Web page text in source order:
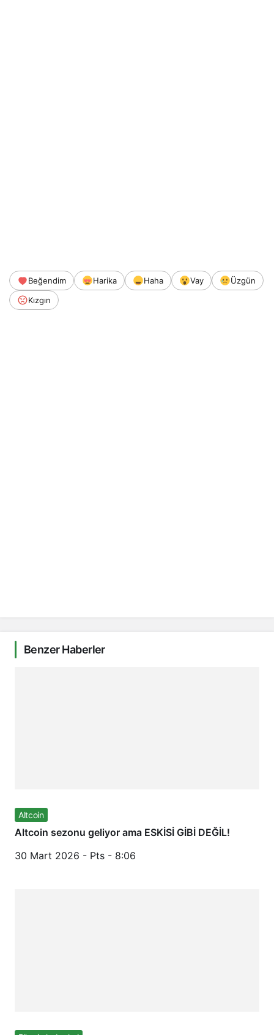
Beğendim Harika Haha Vay
Üzgün
Kızgın
Benzer Haberler
Altcoin
Altcoin sezonu geliyor ama ESKİSİ GİBİ DEĞİL!
30 Mart 2026 - Pts - 8:06